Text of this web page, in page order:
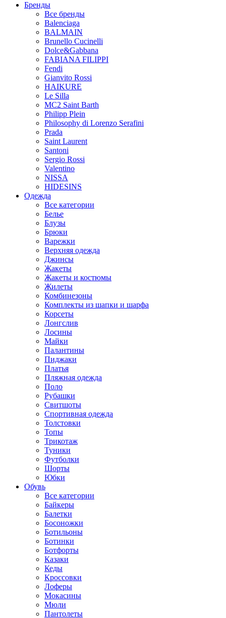
Бренды
Все бренды
Balenciaga
BALMAIN
Brunello Cucinelli
Dolce&Gabbana
FABIANA FILIPPI
Fendi
Gianvito Rossi
HAIKURE
Le Silla
MC2 Saint Barth
Philipp Plein
Philosophy di Lorenzo Serafini
Prada
Saint Laurent
Santoni
Sergio Rossi
Valentino
NISSA
HIDESINS
Одежда
Все категории
Белье
Блузы
Брюки
Варежки
Верхняя одежда
Джинсы
Жакеты
Жакеты и костюмы
Жилеты
Комбинезоны
Комплекты из шапки и шарфа
Корсеты
Лонгслив
Лосины
Майки
Палантины
Пиджаки
Платья
Пляжная одежда
Поло
Рубашки
Свитшоты
Спортивная одежда
Толстовки
Топы
Трикотаж
Туники
Футболки
Шорты
Юбки
Обувь
Все категории
Байкеры
Балетки
Босоножки
Ботильоны
Ботинки
Ботфорты
Казаки
Кеды
Кроссовки
Лоферы
Мокасины
Мюли
Пантолеты